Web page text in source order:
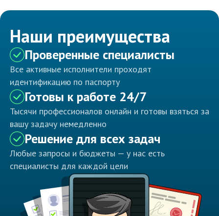
Наши преимущества
Проверенные специалисты
Все активные исполнители проходят
идентификацию по паспорту
Готовы к работе 24/7
Тысячи профессионалов онлайн и готовы взяться за
вашу задачу немедленно
Решение для всех задач
Любые запросы и бюджеты — у нас есть
специалисты для каждой цели